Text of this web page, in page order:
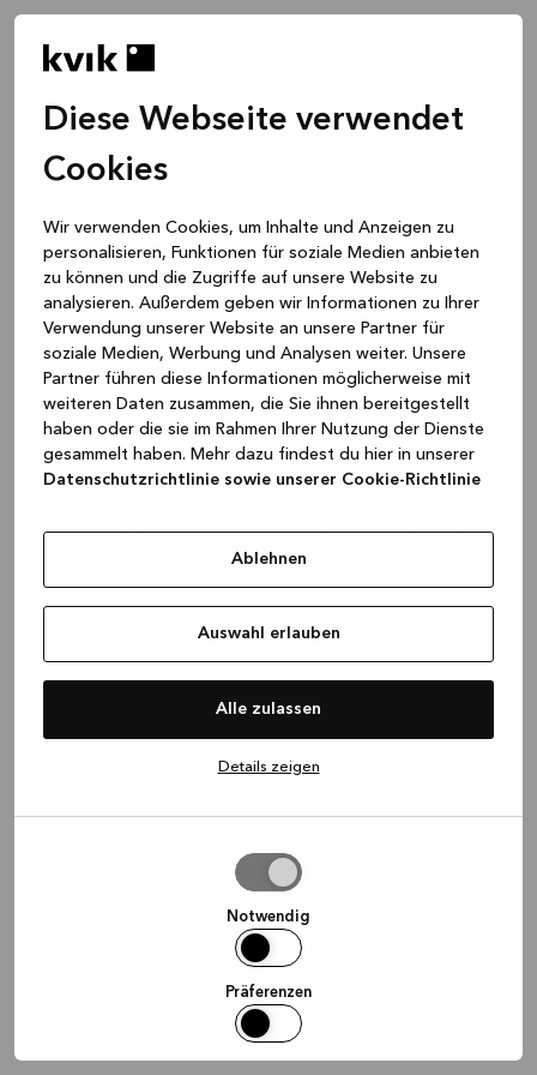
Diese Webseite verwendet
Cookies
Wir verwenden Cookies, um Inhalte und Anzeigen zu
personalisieren, Funktionen für soziale Medien anbieten
zu können und die Zugriffe auf unsere Website zu
analysieren. Außerdem geben wir Informationen zu Ihrer
Verwendung unserer Website an unsere Partner für
soziale Medien, Werbung und Analysen weiter. Unsere
Partner führen diese Informationen möglicherweise mit
weiteren Daten zusammen, die Sie ihnen bereitgestellt
haben oder die sie im Rahmen Ihrer Nutzung der Dienste
gesammelt haben. Mehr dazu findest du hier in unserer
Datenschutzrichtlinie sowie unserer Cookie-Richtlinie
Ablehnen
Auswahl erlauben
Alle zulassen
Details zeigen
Notwendig
Präferenzen
loadingwww.kvik.de (see the browser console for more
information)